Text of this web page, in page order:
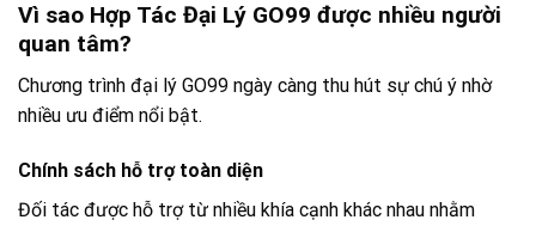
Vì sao Hợp Tác Đại Lý GO99 được nhiều người
quan tâm?
Chương trình đại lý GO99 ngày càng thu hút sự chú ý nhờ
nhiều ưu điểm nổi bật.
Chính sách hỗ trợ toàn diện
Đối tác được hỗ trợ từ nhiều khía cạnh khác nhau nhằm